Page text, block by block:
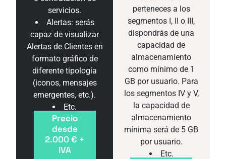
servicios.
Alertas: serás
capaz de visualizar
Alertas de Clientes en
formato gráfico de
diferente tipología
(iconos, mensajes
emergentes, etc.).
Etc.
Precio
desde
2.000 € +
IVA
perteneces a los
segmentos I, II o III,
dispondrás de una
capacidad de
almacenamiento
como mínimo de 1
GB por usuario. Para
los segmentos IV y V,
la capacidad de
almacenamiento
mínima será de 5 GB
por usuario.
Etc.